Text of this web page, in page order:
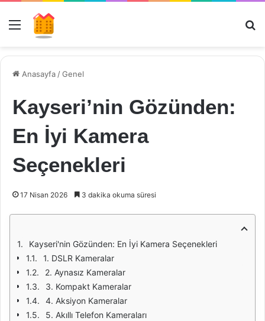
Menü
Anasayfa /Genel
Kayseri’nin Gözünden:
En İyi Kamera
Seçenekleri
17 Nisan 2026 3 dakika okuma süresi
Kayseri'nin Gözünden: En İyi Kamera Seçenekleri
1. DSLR Kameralar
2. Aynasız Kameralar
3. Kompakt Kameralar
4. Aksiyon Kameralar
5. Akıllı Telefon Kameraları